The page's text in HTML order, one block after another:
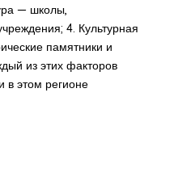
— школы,
4. Культурная
памятники и
из этих факторов
в этом регионе